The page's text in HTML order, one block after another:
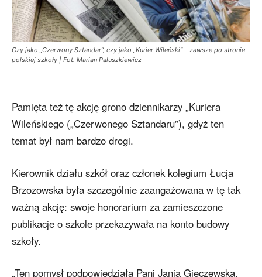
Czy jako „Czerwony Sztandar”, czy jako „Kurier Wileński” – zawsze po stronie
polskiej szkoły | Fot. Marian Paluszkiewicz
Pamięta też tę akcję grono dziennikarzy „Kuriera
Wileńskiego („Czerwonego Sztandaru”), gdyż ten
temat był nam bardzo drogi.
Kierownik działu szkół oraz członek kolegium Łucja
Brzozowska była szczególnie zaangażowana w tę tak
ważną akcję: swoje honorarium za zamieszczone
publikacje o szkole przekazywała na konto budowy
szkoły.
„Ten pomysł podpowiedziała Pani Jania Gieczewska,